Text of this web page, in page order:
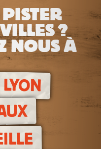
?
NOUS À
LYON